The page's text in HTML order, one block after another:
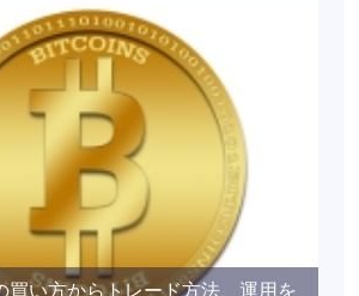
買い方からトレード方法、運用を